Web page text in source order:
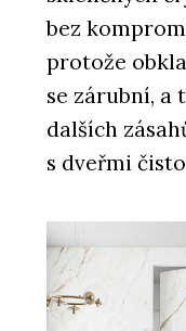
Střešní
bez
protože
se zárubní, a
dalších
s dveřmi